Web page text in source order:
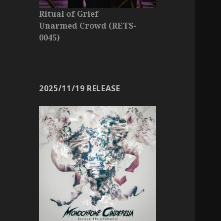
Ritual of Grief
Unarmed Crowd (RETS-
0045)
2025/11/19 RELEASE